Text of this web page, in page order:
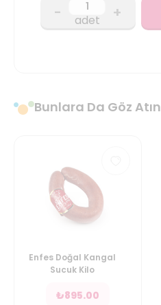
- adet +
Bunlara Da Göz Atın
Enfes Doğal Kangal
Sucuk Kilo
₺895.00